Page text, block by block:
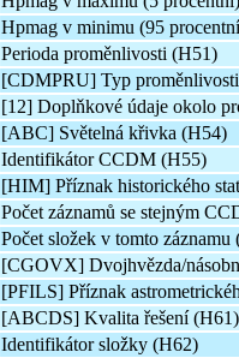
Hpmag v minimu (95
Perioda proměnlivosti (H51)
[CDMPRU] Typ
[12] Doplňkové údaje okolo
[ABC] Světelná křivka (H54)
Identifikátor CCDM (H55)
[HIM] Příznak historického
Počet záznamů se stejným
Počet složek v tomto záznamu
[CGOVX] Dvojhvězda/
[PFILS] Příznak
[ABCDS] Kvalita řešení
Identifikátor složky (H62)